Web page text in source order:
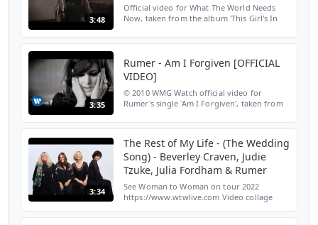
3:48
Official video for What The World Needs
Now, taken from the album 'This Girl's In
3:35
Rumer - Am I Forgiven [OFFICIAL
VIDEO]
© 2010 WMG Watch official video for
Rumer's single 'Am I Forgiven', taken from
3:34
The Rest of My Life - (The Wedding
Song) - Beverley Craven, Judie
Tzuke, Julia Fordham & Rumer
See Woman to Woman on tour 2022
https://www.wtwlive.com Video collage